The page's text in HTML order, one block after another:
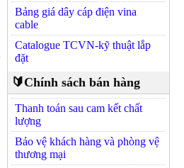
Bảng giá dây cáp điện vina
cable
Catalogue TCVN-kỹ thuật lắp
đặt
🔰Chính sách bán hàng
Thanh toán sau cam kết chất
lượng
Bảo vệ khách hàng và phòng vệ
thương mại